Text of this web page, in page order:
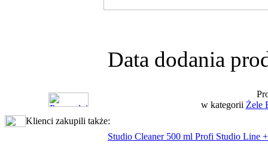
Data dodania
w kategorii Żele
Klienci zakupili także:
Studio Cleaner 500 ml Profi Studio Line